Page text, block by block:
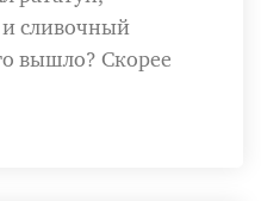
сливочный
вышло? Скорее